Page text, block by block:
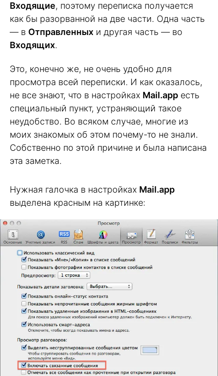
Входящие, поэтому переписка получается
как бы разорванной на две части. Одна часть
— в Отправленных и другая часть — во
Входящих.
Это, конечно же, не очень удобно для
просмотра всей переписки. И как оказалось,
не все знают, что в настройках Mail.app есть
специальный пункт, устраняющий такое
неудобство. Во всяком случае, многие из
моих знакомых об этом почему-то не знали.
Собственно по этой причине и была написана
эта заметка.
Нужная галочка в настройках Mail.app
выделена красным на картинке: